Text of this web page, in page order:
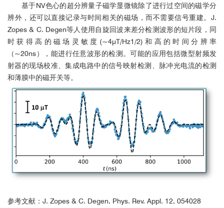
基于NV色心的超分辨量子磁学显微镜除了进行过空间的磁学分
辨外，还可以直接记录与时间相关的磁场，而不需要信号重建。J.
Zopes & C. Degen等人使用自旋回波来差分检测波形的短片段，同
时获得高的磁场灵敏度(~4μT/Hz1/2)和高的时间分辨率
（~20ns），能进行任意波形的检测。可能的应用包括微型射频发
射器的现场校准、集成电路中的信号映射检测、脉冲光电流的检测
和薄膜中的磁开关等。
参考文献：J. Zopes & C. Degen, Phys. Rev. Appl. 12, 054028